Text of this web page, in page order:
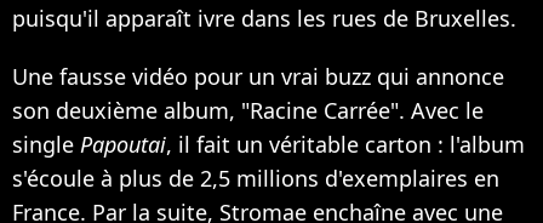
puisqu'il apparaît ivre dans les rues de Bruxelles.
Une fausse vidéo pour un vrai buzz qui annonce
son deuxième album, "Racine Carrée". Avec le
single Papoutai, il fait un véritable carton : l'album
s'écoule à plus de 2,5 millions d'exemplaires en
France. Par la suite, Stromae enchaîne avec une